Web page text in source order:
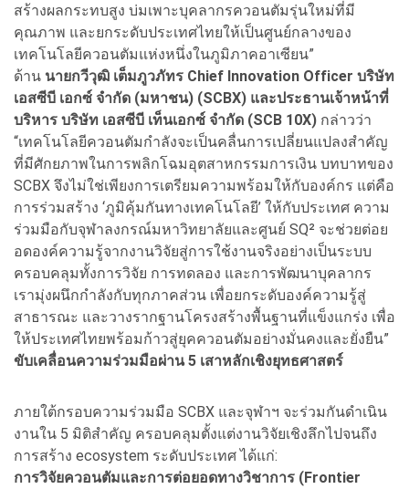
สร้างผลกระทบสูง บ่มเพาะบุคลากรควอนตัมรุ่นใหม่ที่มี
คุณภาพ และยกระดับประเทศไทยให้เป็นศูนย์กลางของ
เทคโนโลยีควอนตัมแห่งหนึ่งในภูมิภาคอาเซียน”
ด้าน นายกวีวุฒิ เต็มภูวภัทร Chief Innovation Officer บริษัท
เอสซีบี เอกซ์ จำกัด (มหาชน) (SCBX) และประธานเจ้าหน้าที่
บริหาร บริษัท เอสซีบี เท็นเอกซ์ จำกัด (SCB 10X) กล่าวว่า
“เทคโนโลยีควอนตัมกำลังจะเป็นคลื่นการเปลี่ยนแปลงสำคัญ
ที่มีศักยภาพในการพลิกโฉมอุตสาหกรรมการเงิน บทบาทของ
SCBX จึงไม่ใช่เพียงการเตรียมความพร้อมให้กับองค์กร แต่คือ
การร่วมสร้าง ‘ภูมิคุ้มกันทางเทคโนโลยี’ ให้กับประเทศ ความ
ร่วมมือกับจุฬาลงกรณ์มหาวิทยาลัยและศูนย์ SQ² จะช่วยต่อย
อดองค์ความรู้จากงานวิจัยสู่การใช้งานจริงอย่างเป็นระบบ
ครอบคลุมทั้งการวิจัย การทดลอง และการพัฒนาบุคลากร
เรามุ่งผนึกกำลังกับทุกภาคส่วน เพื่อยกระดับองค์ความรู้สู่
สาธารณะ และวางรากฐานโครงสร้างพื้นฐานที่แข็งแกร่ง เพื่อ
ให้ประเทศไทยพร้อมก้าวสู่ยุคควอนตัมอย่างมั่นคงและยั่งยืน”
ขับเคลื่อนความร่วมมือผ่าน5 เสาหลักเชิงยุทธศาสตร์
ภายใต้กรอบความร่วมมือ SCBX และจุฬาฯ จะร่วมกันดำเนิน
งานใน 5 มิติสำคัญ ครอบคลุมตั้งแต่งานวิจัยเชิงลึกไปจนถึง
การสร้าง ecosystem ระดับประเทศ ได้แก่:
การวิจัยควอนตัมและการต่อยอดทางวิชาการ (Frontier